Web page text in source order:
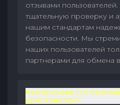
отзывами
тщательную проверку и
нашим стандартам
безопасности. Мы
наших пользователей
партнерами для обмена
Как произвести
криптовалют?